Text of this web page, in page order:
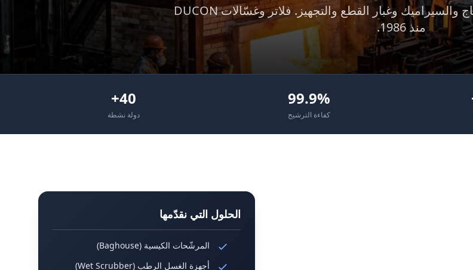
أنظمة معالجة غازات أفران الزجاج والسيراميك وغبار القطع والتجهيز. فلاتر وغسّالات DUCON
منذ 1986.
99.9%
كفاءة الترشيح
40+
دولة نشطة
الحلول التي نقدّمها
المرشّحات الكيسية (Baghouse)
أجهزة الغسل الرطب (Wet Scrubber)